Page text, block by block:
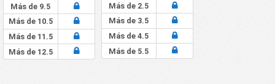
Más de 9.5
Más de 10.5
Más de 11.5
Más de 12.5
Más de 2.5
Más de 3.5
Más de 4.5
Más de 5.5